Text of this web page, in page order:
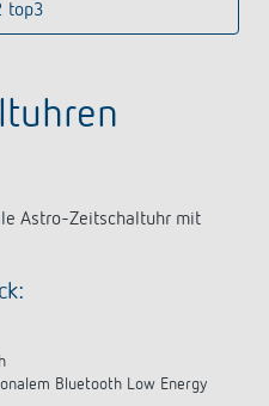
top3
Astro-Zeitschaltuhr mit
Bluetooth Low Energy